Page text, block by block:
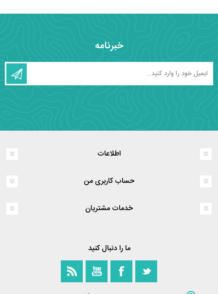
خبرنامه
اطلاعات
حساب کاربری من
خدمات مشتریان
ما را دنبال کنید